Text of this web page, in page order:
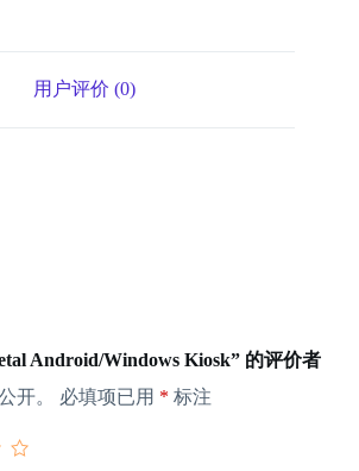
用户评价 (0)
Android/Windows Kiosk” 的评价者
开。
必填项已用 * 标注